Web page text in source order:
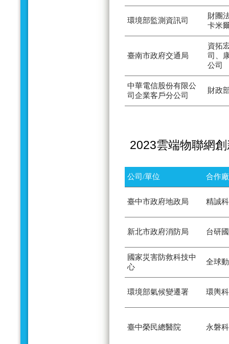
環境部監測資訊司
財團
卡米
臺南市政府交通局
資拓
司、
公司
中華電信股份有限公
司企業客戶分公司
財政
2023雲端物聯網
公司/單位 合作
臺中市政府地政局 精誠
新北市政府消防局 台研
國家災害防救科技中
心
全球
環境部氣候變遷署 環輿
臺中榮民總醫院 永磐